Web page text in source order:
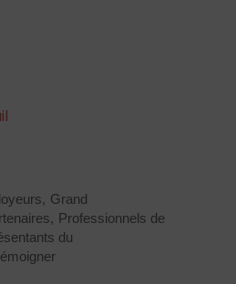
Grand
Professionnels de
du